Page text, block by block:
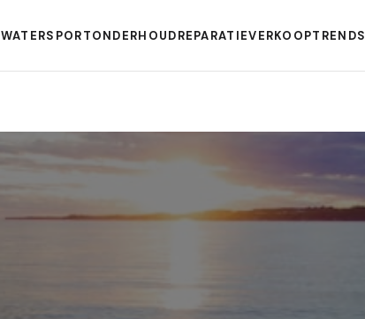
WATERSPORTONDERHOUDREPARATIEVERKOOPTRENDS